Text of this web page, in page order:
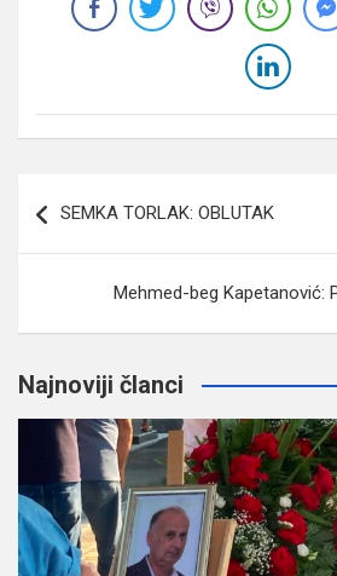
članaka
SEMKA TORLAK: OBLUTAK
Mehmed-beg Kapetanović:
Najnoviji članci